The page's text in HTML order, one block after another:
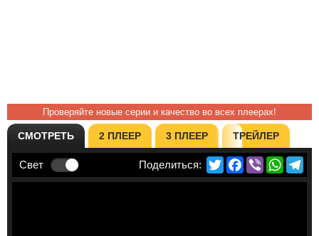
Проверяйте новые серии и качество во всех плеерах!
СМОТРЕТЬ 2 ПЛЕЕР 3 ПЛЕЕР ТРЕЙЛЕР
Свет TwitterFacebook
Viber